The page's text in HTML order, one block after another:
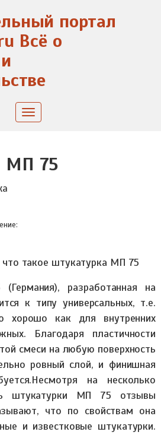
Toggle
МП 75
что такое штукатурка МП 75
разработанная на
к типу универсальных, т.е.
хорошо как для внутренних
Благодаря пластичности
смеси на любую поверхность
ровный слой, и финишная
на несколько
штукатурки МП 75 отзывы
что по свойствам она
и известковые штукатурки.